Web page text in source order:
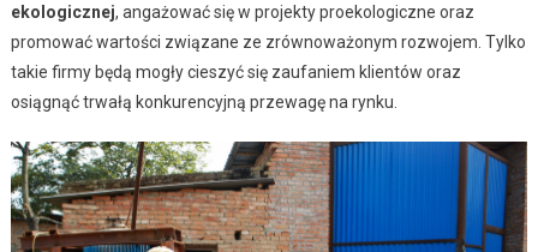
ekologicznej, angażować się w projekty proekologiczne oraz
promować wartości związane ze zrównoważonym rozwojem. Tylko
takie firmy będą mogły cieszyć się zaufaniem klientów oraz
osiągnąć trwałą konkurencyjną przewagę na rynku.